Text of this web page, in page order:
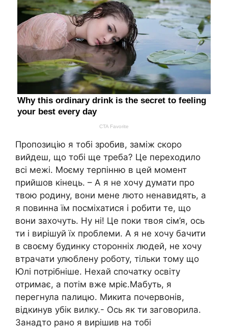
Пропозицію я тобі зробив, заміж скоро
вийдеш, що тобі ще треба? Це переходило
всі межі. Моєму терпінню в цей момент
прийшов кінець. – А я не хочу думати про
твою родину, вони мене люто ненавидять, а
я повинна їм посміхатися і робити те, що
вони захочуть. Ну ні! Це поки твоя сім’я, ось
ти і вирішуй їх проблеми. А я не хочу бачити
в своєму будинку сторонніх людей, не хочу
втрачати улюблену роботу, тільки тому що
Юлі потрібніше. Нехай спочатку освіту
отримає, а потім вже мріє.Мабуть, я
перегнула палицю. Микита почервонів,
відкинув убік вилку.- Ось як ти заговорила.
Занадто рано я вирішив на тобі